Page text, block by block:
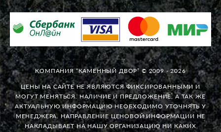
КОМПАНИЯ “КАМЕННЫЙ ДВОР” © 2009 - 2026
ЦЕНЫ НА САЙТЕ НЕ ЯВЛЯЮТСЯ ФИКСИРОВАННЫМИ И
МОГУТ МЕНЯТЬСЯ. НАЛИЧИЕ И ПРЕДЛОЖЕНИЕ, А ТАК ЖЕ
АКТУАЛЬНУЮ ИНФОРМАЦИЮ НЕОБХОДИМО УТОЧНЯТЬ У
МЕНЕДЖЕРА. НАПРАВЛЕНИЕ ЦЕНОВОЙ ИНФОРМАЦИИ НЕ
НАКЛАДЫВАЕТ НА НАШУ ОРГАНИЗАЦИЮ НИ КАКИХ